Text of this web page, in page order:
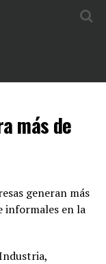
más de
generan más
informales en la